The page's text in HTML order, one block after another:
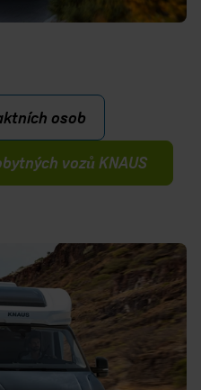
osob
vozů KNAUS